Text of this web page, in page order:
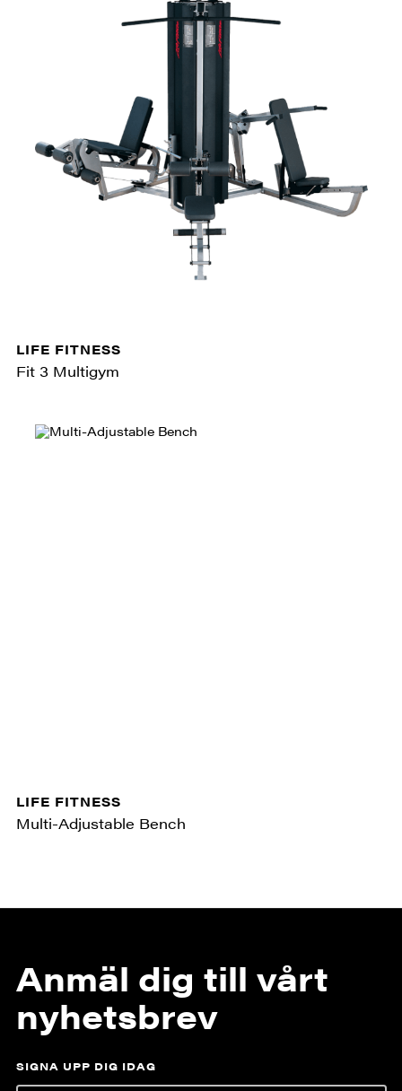
LIFE FITNESS
Fit 3 Multigym
LIFE FITNESS
Multi-Adjustable Bench
Anmäl dig till vårt
nyhetsbrev
SIGNA UPP DIG IDAG